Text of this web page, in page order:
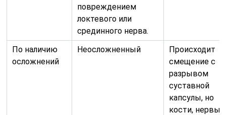
повреждением
локтевого или
срединного нерва.
По наличию
осложнений
Неосложненный
Происходит
смещение с
разрывом
суставной
капсулы, но
кости, нервы,